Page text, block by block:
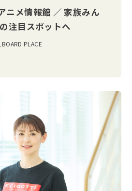
ニメ情報館 ／ 家族みん
注目スポットへ
PLACE